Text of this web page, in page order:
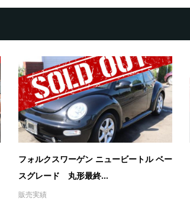
フォルクスワーゲン ニュービートル ベー
スグレード 丸形最終...
販売実績